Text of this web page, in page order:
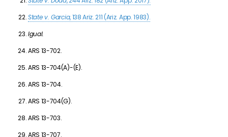
State v. Garcia, 138 Ariz. 211 (Ariz. App. 1983).
Igual.
ARS 13-702.
ARS 13-704(A)-(E).
ARS 13-704.
ARS 13-704(G).
ARS 13-703.
ARS 13-707.